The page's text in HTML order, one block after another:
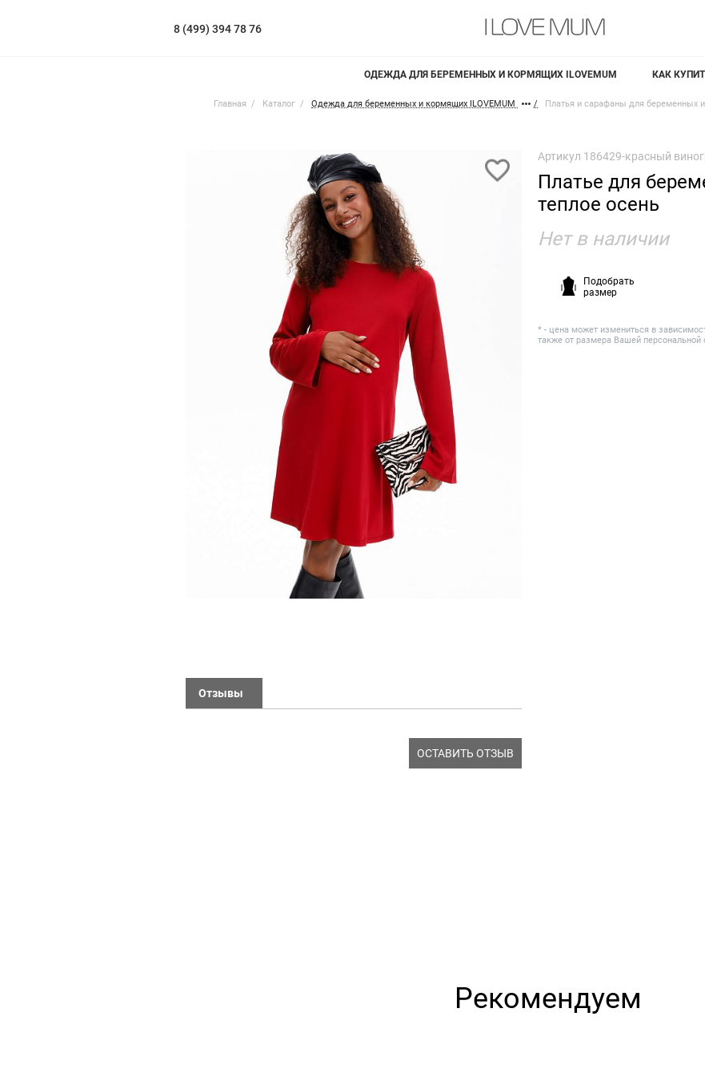
8 (499) 394 78 76
ОДЕЖДА ДЛЯ БЕРЕМЕННЫХ И КОРМЯЩИХ ILOVEMUM КАК
Главная Каталог Одежда для беременных и кормящих ILOVEMUM Платья и сарафаны для беременных
Артикул 186429-красный
Платье для
теплое осень
Нет в наличии
Подобрать
размер
* - цена может измениться в
также от размера Вашей персональной
Отзывы
ОСТАВИТЬ ОТЗЫВ
Рекомендуем